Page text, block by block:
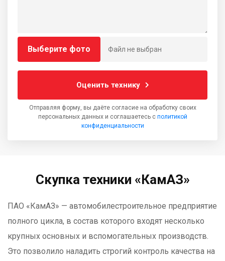
Выберите фото Файл не выбран
Оценить технику
Отправляя форму, вы даёте согласие на обработку своих
персональных данных и соглашаетесь с политикой
конфиденциальности
Скупка техники «КамАЗ»
ПАО «КамАЗ» — автомобилестроительное предприятие
полного цикла, в состав которого входят несколько
крупных основных и вспомогательных производств.
Это позволило наладить строгий контроль качества на